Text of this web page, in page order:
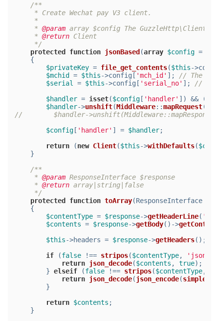
/**
     * Create Wechat pay V3 client.
     *
     *
@param array $config The GuzzleHttp\Client
     *
@return Client
     */
protected
function jsonBased (array $config = []
{
$privateKey = file_get_contents($this-
$mchid
= $this->config[ 'mch_id' ];
// The
$serial
= $this->config[ 'serial_no' ];
//
$handler = isset($config[ 'handler' ]) && (
$handler->unshift(Middleware::mapRequest(
//        $handler-
$config[ 'handler' ] = $handler;
return (new Client($this->withDefaults(
    }
/**
     *
@param ResponseInterface $response
     *
@return array|string|false
     */
protected
function toArray(ResponseInterface
{
$contentType = $response->getHeaderLine(
$contents = $response->getBody()->
$this->headers = $response->getHeaders();
if (false !== stripos($contentType, 'json'
return json_decode($contents , true);
        }
elseif (false !== stripos($contentType,
return json_decode(json_encode(
        }
return $contents ;
    }